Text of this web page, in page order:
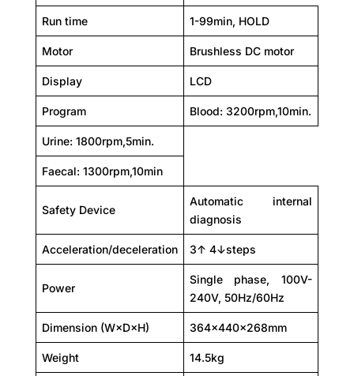
Run time 1-99min, HOLD
Motor Brushless DC motor
Display LCD
Program Blood: 3200rpm,10min.
Urine: 1800rpm,5min.
Faecal: 1300rpm,10min
Safety Device
Automatic internal
diagnosis
Acceleration/deceleration 3↑ 4↓steps
Power
Single phase, 100V-
240V, 50Hz/60Hz
Dimension (W×D×H) 364×440×268mm
Weight 14.5kg